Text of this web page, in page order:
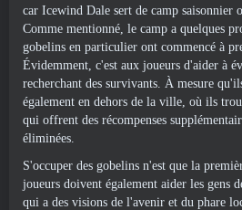
car Icewind Dale sert de camp saisonnier
Comme mentionné, le camp a quelques
gobelins en particulier ont commencé à
Évidemment, c'est aux joueurs d'aider à
recherchant des survivants. À mesure
également en dehors de la ville, où ils
qui offrent des récompenses
éliminées.
S'occuper des gobelins n'est que la
joueurs doivent également aider les gens
qui a des visions de l'avenir et du phare